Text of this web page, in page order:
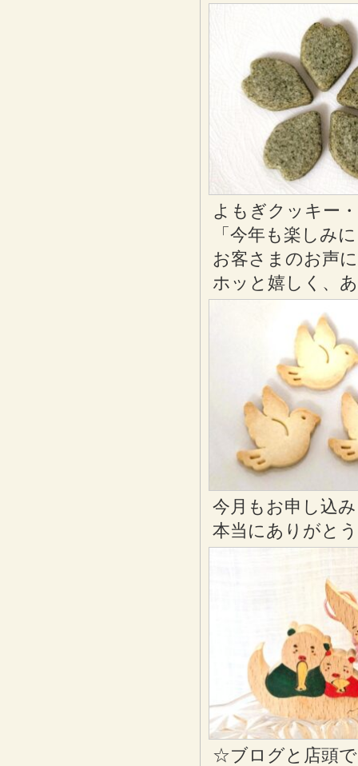
よもぎクッキー
「今年も楽しみ
お客さまのお声
ホッと嬉しく、
今月もお申し込
本当にありがと
☆ブログと店頭